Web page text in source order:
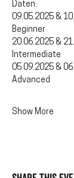
Daten:
09.05.2025 &
Beginner
20.06.2025 &
Intermediate
05.09.2025 &
Advanced
Show More